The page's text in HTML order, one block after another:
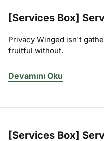
[Services Box]
Privacy Winged isn't
fruitful without.
Devamını Oku
[Services Box]